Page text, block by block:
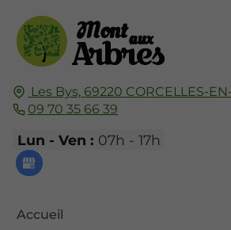
Les Bys, 69220 CORCELLES-
09 70 35 66 39
Lun - Ven : 07h - 17h
Accueil